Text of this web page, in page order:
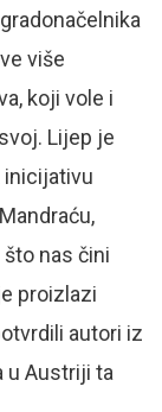
više
koji vole i
Lijep je
inicijativu
nas čini
proizlazi
autori iz
u Austriji ta